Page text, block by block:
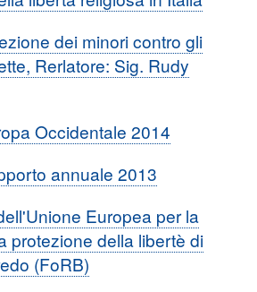
dei minori contro gli
Rerlatore: Sig. Rudy
Occidentale 2014
annuale 2013
Europea per la
protezione della libertè di
(FoRB)